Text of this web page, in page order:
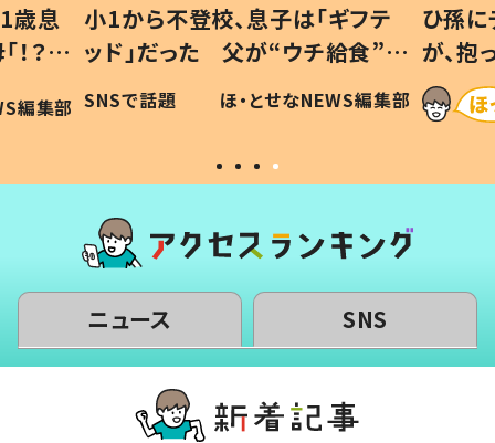
歳息
？」
編集部
小1から不登校、息子は「ギフテ
ッド」だった 父が“ウチ給食”を
作り続ける理由とは #令和の親
#令和の子
SNSで話題 ほ・とせなNEWS編集部
ひ孫
が、
「涙が
い」
ニュース SNS